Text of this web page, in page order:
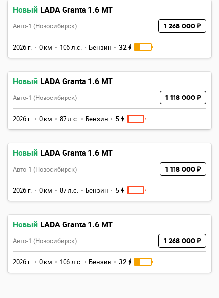
Новый LADA Granta 1.6 MT
Авто-1 (Новосибирск) 1 268 000 ₽
2026 г. 0 км 106 л.с. Бензин 32
Новый LADA Granta 1.6 MT
Авто-1 (Новосибирск) 1 118 000 ₽
2026 г. 0 км 87 л.с. Бензин 5
Новый LADA Granta 1.6 MT
Авто-1 (Новосибирск) 1 118 000 ₽
2026 г. 0 км 87 л.с. Бензин 5
Новый LADA Granta 1.6 MT
Авто-1 (Новосибирск) 1 268 000 ₽
2026 г. 0 км 106 л.с. Бензин 32